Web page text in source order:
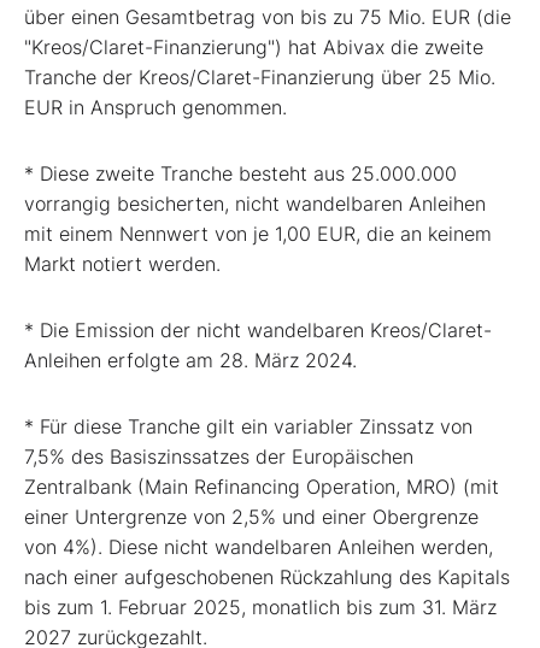
über einen Gesamtbetrag von bis zu 75 Mio. EUR (die
"Kreos/Claret-Finanzierung") hat Abivax die zweite
Tranche der Kreos/Claret-Finanzierung über 25 Mio.
EUR in Anspruch genommen.
* Diese zweite Tranche besteht aus 25.000.000
vorrangig besicherten, nicht wandelbaren Anleihen
mit einem Nennwert von je 1,00 EUR, die an keinem
Markt notiert werden.
* Die Emission der nicht wandelbaren Kreos/Claret-
Anleihen erfolgte am 28. März 2024.
* Für diese Tranche gilt ein variabler Zinssatz von
7,5% des Basiszinssatzes der Europäischen
Zentralbank (Main Refinancing Operation, MRO) (mit
einer Untergrenze von 2,5% und einer Obergrenze
von 4%). Diese nicht wandelbaren Anleihen werden,
nach einer aufgeschobenen Rückzahlung des Kapitals
bis zum 1. Februar 2025, monatlich bis zum 31. März
2027 zurückgezahlt.